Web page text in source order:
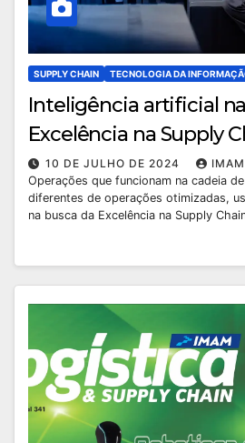
SUPPLY CHAIN TECNOLOGIA DA
Inteligência artificial
Excelência na Supply
10 DE JULHO DE 2024
IMAM
Operações que funcionam na cadeia
diferentes de operações otimizadas,
na busca da Excelência na Supply